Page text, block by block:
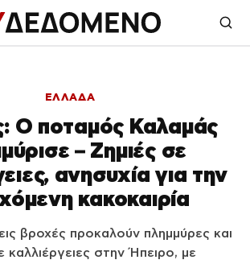
ΕΛΛΑΔΑ
Ο ποταμός Καλαμάς
– Ζημιές σε
ανησυχία για την
κακοκαιρία
βροχές προκαλούν πλημμύρες και
καλλιέργειες στην Ήπειρο, με